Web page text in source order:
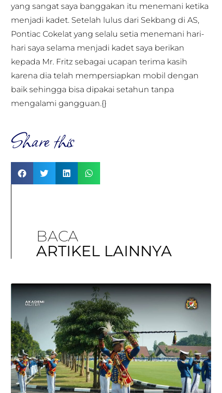
yang sangat saya banggakan itu menemani ketika
menjadi kadet. Setelah lulus dari Sekbang di AS,
Pontiac Cokelat yang selalu setia menemani hari-
hari saya selama menjadi kadet saya berikan
kepada Mr. Fritz sebagai ucapan terima kasih
karena dia telah mempersiapkan mobil dengan
baik sehingga bisa dipakai setahun tanpa
mengalami gangguan.{}
Share this
BACA
ARTIKEL LAINNYA